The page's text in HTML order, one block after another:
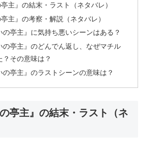
主』の結末・ラスト（ネタバレ）
主』の考察・解説（ネタバレ）
の亭主』に気持ち悪いシーンはある？
の亭主』のどんでん返し、なぜマチル
？その意味は？
の亭主』のラストシーンの意味は？
亭主』の結末・ラスト（ネ